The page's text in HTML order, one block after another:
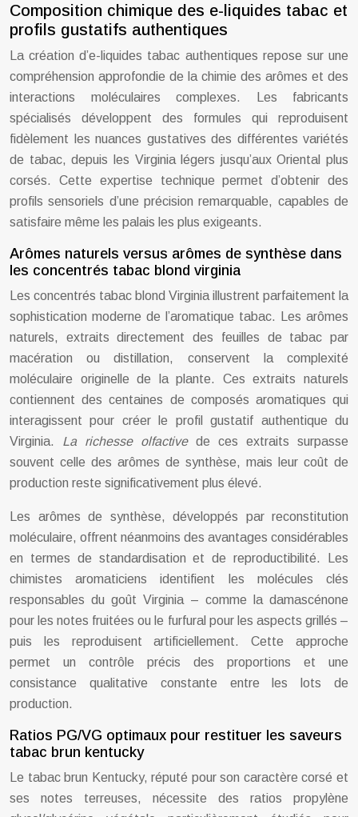
Composition chimique des e-liquides tabac et
profils gustatifs authentiques
La création d’e-liquides tabac authentiques repose sur une
compréhension approfondie de la chimie des arômes et des
interactions moléculaires complexes. Les fabricants
spécialisés développent des formules qui reproduisent
fidèlement les nuances gustatives des différentes variétés
de tabac, depuis les Virginia légers jusqu’aux Oriental plus
corsés. Cette expertise technique permet d’obtenir des
profils sensoriels d’une précision remarquable, capables de
satisfaire même les palais les plus exigeants.
Arômes naturels versus arômes de synthèse dans
les concentrés tabac blond virginia
Les concentrés tabac blond Virginia illustrent parfaitement la
sophistication moderne de l’aromatique tabac. Les arômes
naturels, extraits directement des feuilles de tabac par
macération ou distillation, conservent la complexité
moléculaire originelle de la plante. Ces extraits naturels
contiennent des centaines de composés aromatiques qui
interagissent pour créer le profil gustatif authentique du
Virginia. La richesse olfactive de ces extraits surpasse
souvent celle des arômes de synthèse, mais leur coût de
production reste significativement plus élevé.
Les arômes de synthèse, développés par reconstitution
moléculaire, offrent néanmoins des avantages considérables
en termes de standardisation et de reproductibilité. Les
chimistes aromaticiens identifient les molécules clés
responsables du goût Virginia – comme la damascénone
pour les notes fruitées ou le furfural pour les aspects grillés –
puis les reproduisent artificiellement. Cette approche
permet un contrôle précis des proportions et une
consistance qualitative constante entre les lots de
production.
Ratios PG/VG optimaux pour restituer les saveurs
tabac brun kentucky
Le tabac brun Kentucky, réputé pour son caractère corsé et
ses notes terreuses, nécessite des ratios propylène